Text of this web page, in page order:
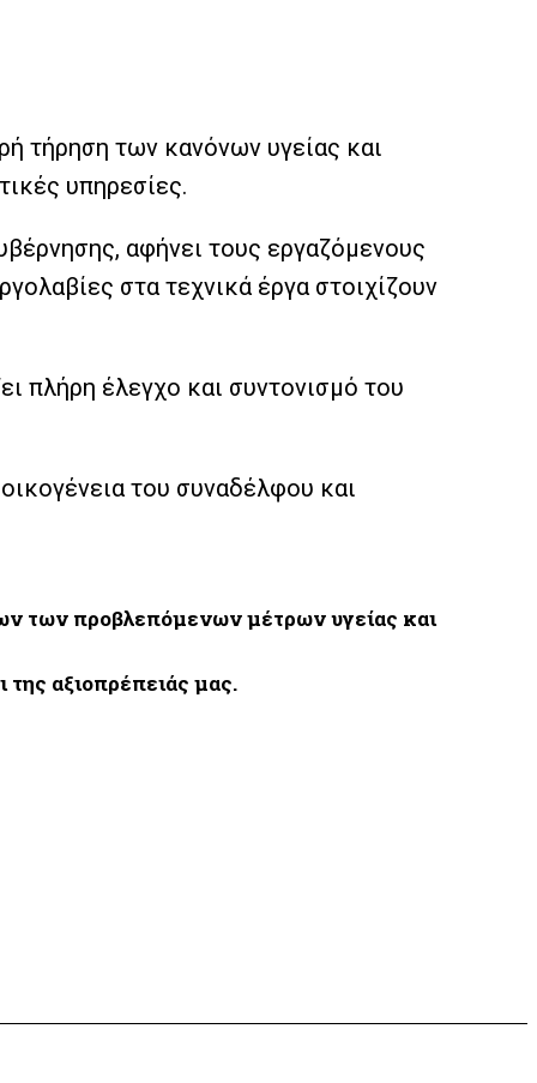
τήρηση των κανόνων υγείας και
υπηρεσίες.
αφήνει τους εργαζόμενους
στα τεχνικά έργα στοιχίζουν
πλήρη έλεγχο και συντονισμό του
του συναδέλφου και
των προβλεπόμενων μέτρων υγείας και
αξιοπρέπειάς μας.